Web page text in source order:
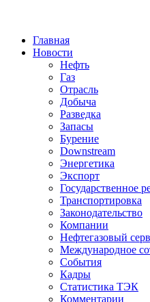
Главная
Новости
Нефть
Газ
Отрасль
Добыча
Разведка
Запасы
Бурение
Downstream
Энергетика
Экспорт
Государственное
Транспортировка
Законодательство
Компании
Нефтегазовый
Международное
События
Кадры
Статистика ТЭК
Комментарии